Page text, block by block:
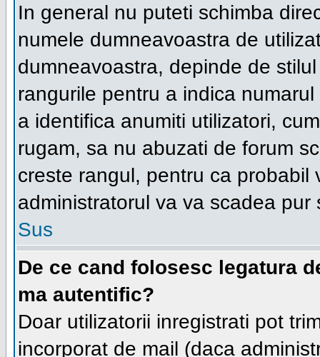
In general nu puteti schimba
numele dumneavoastra de
dumneavoastra, depinde de
rangurile pentru a indica
a identifica anumiti utilizatori,
rugam, sa nu abuzati de forum
creste rangul, pentru ca
administratorul va va scadea
Sus
De ce cand folosesc legatura
ma autentific?
Doar utilizatorii inregistrati pot
incorporat de mail (daca